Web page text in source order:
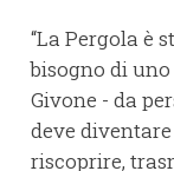
“La Pergola è
bisogno di
Givone - da
deve
riscoprire,